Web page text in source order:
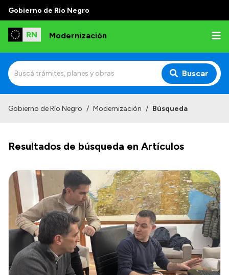
Gobierno de Río Negro
Modernización
Buscar
Autoridades
Misión y Visión
Normativa
Transparencia
Presupuesto
Boletín Oficial
Gobierno de Río Negro / Modernización / Búsqueda
Resultados de búsqueda en Artículos